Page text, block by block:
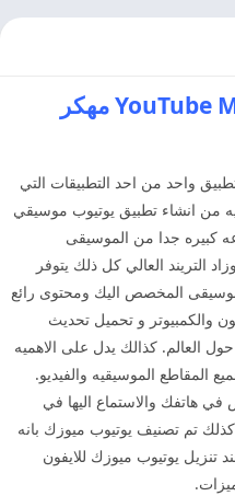
يوتيوب ميوزك 2025 YouTube Music مهكر
واحد من احد التطبيقات التي
من انشاء تطبيق يوتيوب موسيقي
كبيره جدا من الموسيقى
التريند العالي كل ذلك يتوفر
المخصص اليك ومحتوى رائع
والكمبيوتر و تحميل تحديث
العالم. كذالك يدل على الاهميه
المقاطع الموسيقيه والفيديو.
هاتفك والاستماع اليها في
تم تصنيف يوتيوب ميوزك بانه
تنزيل يوتيوب ميوزك للايفون